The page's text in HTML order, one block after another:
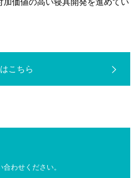
こちら
わせください。